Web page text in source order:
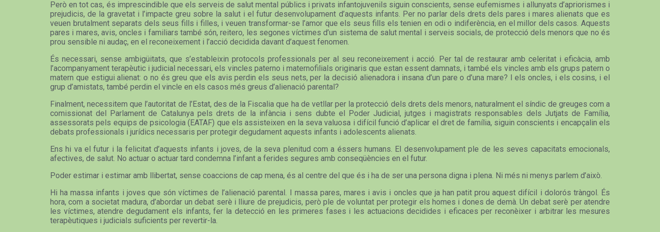
Però en tot cas, és imprescindible que els serveis de salut mental públics i privats infantojuvenils siguin conscients, sense eufemismes i allunyats d’apriorismes i
prejudicis, de la gravetat i l’impacte greu sobre la salut i el futur desenvolupament d’aquests infants. Per no parlar dels drets dels pares i mares alienats que es
veuen brutalment separats dels seus fills i filles, i veuen transformar-se l’amor que els seus fills els tenien en odi o indiferència, en el millor dels casos. Aquests
pares i mares, avis, oncles i familiars també són, reitero, les segones víctimes d’un sistema de salut mental i serveis socials, de protecció dels menors que no és
prou sensible ni audaç, en el reconeixement i l’acció decidida davant d’aquest fenomen.
És necessari, sense ambigüitats, que s’estableixin protocols professionals per al seu reconeixement i acció. Per tal de restaurar amb celeritat i eficàcia, amb
l’acompanyament terapèutic i judicial necessari, els vincles paterno i maternofilials originaris que estan essent damnats, i també els vincles amb els grups patern o
matern que estigui alienat: o no és greu que els avis perdin els seus nets, per la decisió alienadora i insana d’un pare o d’una mare? I els oncles, i els cosins, i el
grup d’amistats, també perdin el vincle en els casos més greus d’alienació parental?
Finalment, necessitem que l’autoritat de l’Estat, des de la Fiscalia que ha de vetllar per la protecció dels drets dels menors, naturalment el síndic de greuges com a
comissionat del Parlament de Catalunya pels drets de la infància i sens dubte el Poder Judicial, jutges i magistrats responsables dels Jutjats de Família,
assessorats pels equips de psicologia (EATAF) que els assisteixen en la seva valuosa i difícil funció d’aplicar el dret de família, siguin conscients i encapçalin els
debats professionals i jurídics necessaris per protegir degudament aquests infants i adolescents alienats.
Ens hi va el futur i la felicitat d’aquests infants i joves, de la seva plenitud com a éssers humans. El desenvolupament ple de les seves capacitats emocionals,
afectives, de salut. No actuar o actuar tard condemna l’infant a ferides segures amb conseqüències en el futur.
Poder estimar i estimar amb llibertat, sense coaccions de cap mena, és al centre del que és i ha de ser una persona digna i plena. Ni més ni menys parlem d’això.
Hi ha massa infants i joves que són víctimes de l’alienació parental. I massa pares, mares i avis i oncles que ja han patit prou aquest difícil i dolorós tràngol. És
hora, com a societat madura, d’abordar un debat serè i lliure de prejudicis, però ple de voluntat per protegir els homes i dones de demà. Un debat serè per atendre
les víctimes, atendre degudament els infants, fer la detecció en les primeres fases i les actuacions decidides i eficaces per reconèixer i arbitrar les mesures
terapèutiques i judicials suficients per revertir-la.